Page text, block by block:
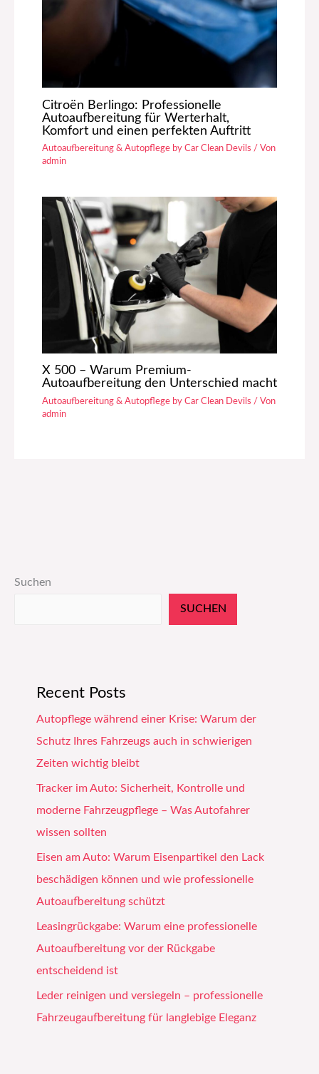
Citroën Berlingo: Professionelle
Autoaufbereitung für Werterhalt,
Komfort und einen perfekten Auftritt
Autoaufbereitung & Autopflege by Car Clean Devils / Von
admin
X 500 – Warum Premium-
Autoaufbereitung den Unterschied macht
Autoaufbereitung & Autopflege by Car Clean Devils / Von
admin
Suchen
SUCHEN
Recent Posts
Autopflege während einer Krise: Warum der
Schutz Ihres Fahrzeugs auch in schwierigen
Zeiten wichtig bleibt
Tracker im Auto: Sicherheit, Kontrolle und
moderne Fahrzeugpflege – Was Autofahrer
wissen sollten
Eisen am Auto: Warum Eisenpartikel den Lack
beschädigen können und wie professionelle
Autoaufbereitung schützt
Leasingrückgabe: Warum eine professionelle
Autoaufbereitung vor der Rückgabe
entscheidend ist
Leder reinigen und versiegeln – professionelle
Fahrzeugaufbereitung für langlebige Eleganz